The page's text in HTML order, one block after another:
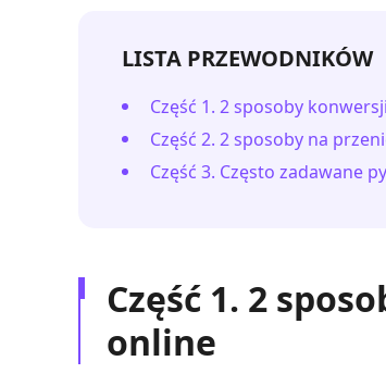
LISTA PRZEWODNIKÓW
Część 1. 2 sposoby
Część 2. 2 sposoby na
Część 3. Często zadawane
Część 1. 2
online